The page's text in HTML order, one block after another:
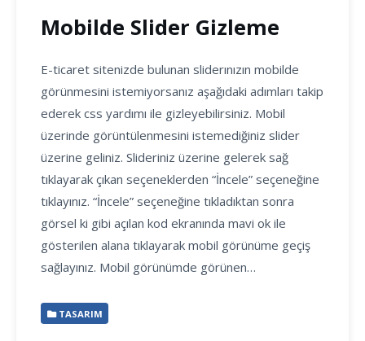
Mobilde Slider Gizleme
E-ticaret sitenizde bulunan sliderınızın mobilde
görünmesini istemiyorsanız aşağıdaki adımları takip
ederek css yardımı ile gizleyebilirsiniz. Mobil
üzerinde görüntülenmesini istemediğiniz slider
üzerine geliniz. Slideriniz üzerine gelerek sağ
tıklayarak çıkan seçeneklerden “İncele” seçeneğine
tıklayınız. “İncele” seçeneğine tıkladıktan sonra
görsel ki gibi açılan kod ekranında mavi ok ile
gösterilen alana tıklayarak mobil görünüme geçiş
sağlayınız. Mobil görünümde görünen…
TASARIM